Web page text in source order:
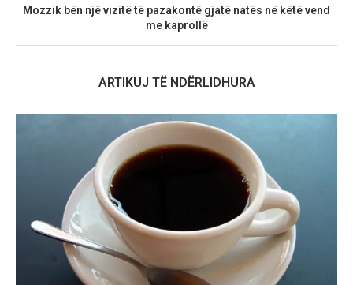
Mozzik bën një vizitë të pazakontë gjatë natës në këtë vend
me kaprollë
ARTIKUJ TË NDËRLIDHURA